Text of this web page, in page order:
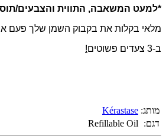
*למעט המשאבה, התווית והצבעים/
מלאי בקלות את בקבוק השמן שלך פעם
ב-3 צעדים פשוטים
!
מותג: Kérastase
דגם:
Refillable Oil